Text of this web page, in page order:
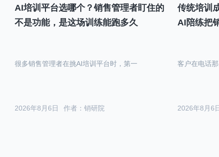
AI培训平台选哪个？销售管理者盯住的
不是功能，是这场训练能跑多久
作者：销研院
2026年8月6日
很多销售管理者在挑AI培训平台时，第一
传统培训
AI陪练把
2026年8月6
客户在电话